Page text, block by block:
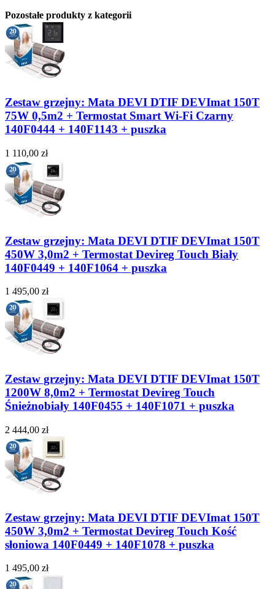
Pozostałe produkty z kategorii
Zestaw grzejny: Mata DEVI DTIF DEVImat 150T
75W 0,5m2 + Termostat Smart Wi-Fi Czarny
140F0444 + 140F1143 + puszka
1 110,00 zł
Zestaw grzejny: Mata DEVI DTIF DEVImat 150T
450W 3,0m2 + Termostat Devireg Touch Biały
140F0449 + 140F1064 + puszka
1 495,00 zł
Zestaw grzejny: Mata DEVI DTIF DEVImat 150T
1200W 8,0m2 + Termostat Devireg Touch
Śnieżnobiały 140F0455 + 140F1071 + puszka
2 444,00 zł
Zestaw grzejny: Mata DEVI DTIF DEVImat 150T
450W 3,0m2 + Termostat Devireg Touch Kość
słoniowa 140F0449 + 140F1078 + puszka
1 495,00 zł